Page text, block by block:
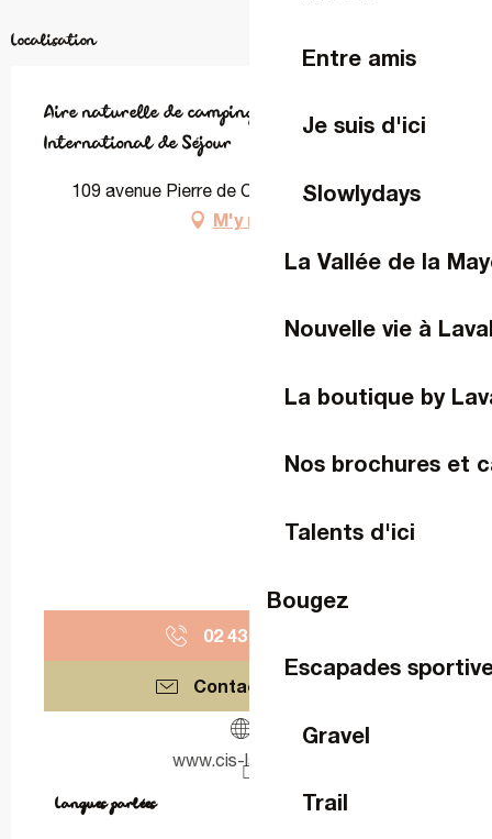
Entre amis
Je suis d'ici
Slowlydays
La Vallée de la
Nouvelle vie à
La boutique by
Nos brochures et
Talents d'ici
Bougez
Escapades
Gravel
Trail
Localisation
Aire naturelle de camping au Centre
International de Séjour
109 avenue Pierre de Coubertin, 53000 Laval
M'y rendre
02 43 67 91
Contactez-nous
www.cis-laval.com
Langues parlées
Langues parlées